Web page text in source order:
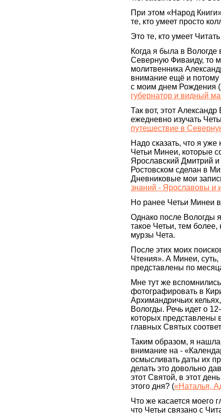
При этом «Народ
те, кто умеет просто
Это те, кто умеет Читать
Когда я была в Вологде
Северную Фиваиду, то
молитвенника
внимание ещё и потому
с моим днем Рождения (
губернатор и видный
Так вот, этот
ежедневно изучать
путешествие в
Надо сказать, что я
Четьи Минеи, которые
Ярославский Дмитрий
Ростовском сделан в
Дневниковые мои
знаний - Ярославовы и
Но ранее Четьи Минеи
Однако после Вологды
такое Четьи, тем
мурзы Чета.
После этих моих
Чтения». А Минеи,
представлены по
Мне тут же
фотографировать в
Архимандричьих
Вологды. Речь идет о
которых представлены
главных Святых
Таким образом, я
внимание на -
осмысливать даты их
делать это довольно
этот Святой, в этот
этого дня? («Наталья,
Что же касается моего
что Четьи связано с